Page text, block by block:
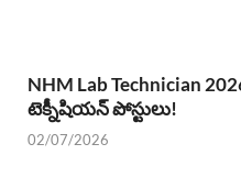
NHM Lab Technician
టెక్నీషియన్ పోస్టులు!
02/07/2026